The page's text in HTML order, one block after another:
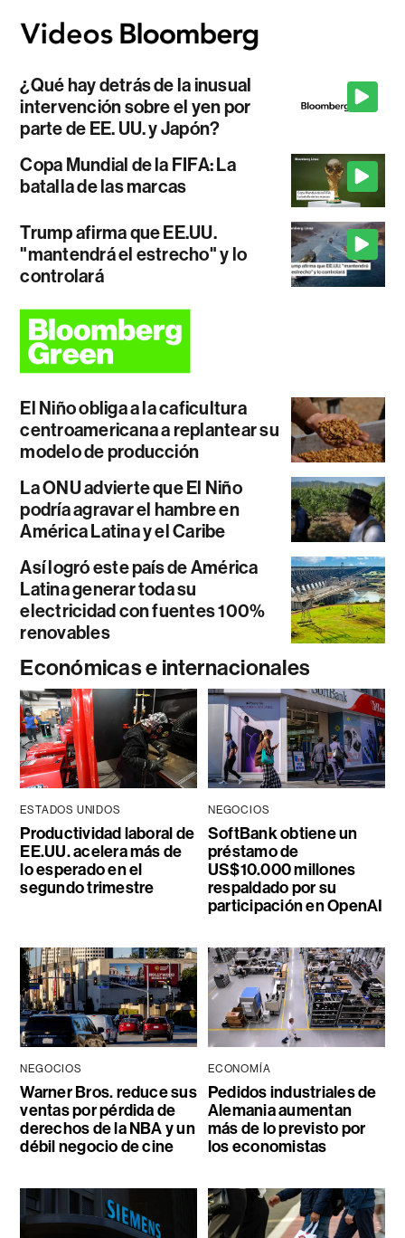
¿Qué hay detrás de la inusual
intervención sobre el yen por
parte de EE. UU. y Japón?
Copa Mundial de la FIFA: La
batalla de las marcas
Trump afirma que EE.UU.
"mantendrá el estrecho" y lo
controlará
El Niño obliga a la caficultura
centroamericana a replantear su
modelo de producción
La ONU advierte que El Niño
podría agravar el hambre en
América Latina y el Caribe
Así logró este país de América
Latina generar toda su
electricidad con fuentes 100%
renovables
Económicas e internacionales
ESTADOS UNIDOS
Productividad laboral de
EE.UU. acelera más de
lo esperado en el
segundo trimestre
NEGOCIOS
SoftBank obtiene un
préstamo de
US$10.000 millones
respaldado por su
participación en OpenAI
NEGOCIOS
Warner Bros. reduce sus
ventas por pérdida de
derechos de la NBA y un
débil negocio de cine
ECONOMÍA
Pedidos industriales de
Alemania aumentan
más de lo previsto por
los economistas